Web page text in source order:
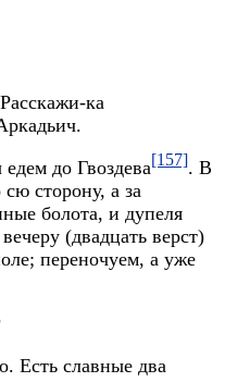
ка
до Гвоздева[157]. В
сторону, а за
болота, и дупеля
(двадцать верст)
переночуем, а уже
Есть славные два